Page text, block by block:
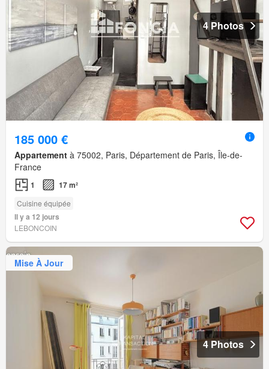
4 Photos
185 000 €
Appartement à 75002, Paris, Département de Paris, Île-de-
France
1 17 m²
Cuisine équipée
Il y a 12 jours
LEBONCOIN
Mise À Jour
4 Photos